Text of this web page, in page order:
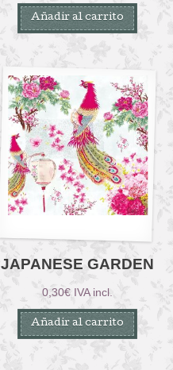
Añadir al carrito
JAPANESE GARDEN
0,30€ IVA incl.
Añadir al carrito